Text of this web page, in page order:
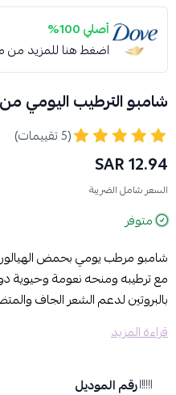
أصلي 100%
اضغط هنا للمزيد من
شامبو الترطيب اليومي من
(5 تقييمات)
12.94 SAR
السعر شامل الضريبة
متوفر
شامبو مرطب يومي بحمض
مع ترطيبه ومنحه نعومة وحيوية دون
بالبروتين لدعم الشعر الجاف
المميزات:
يحتوي على حمض الهيالورونيك
قراءة المزيد
رقم الموديل